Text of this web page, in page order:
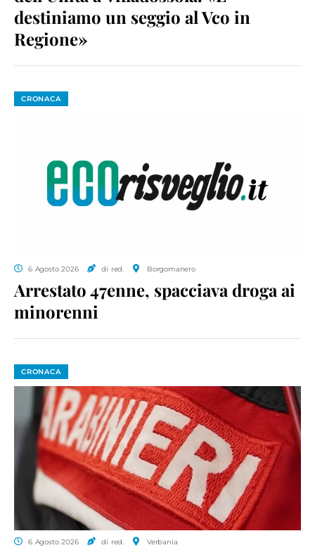
destiniamo un seggio al Vco in
Regione»
CRONACA
6 Agosto 2026 di red. Borgomanero
Arrestato 47enne, spacciava droga ai
minorenni
CRONACA
6 Agosto 2026 di red. Verbania